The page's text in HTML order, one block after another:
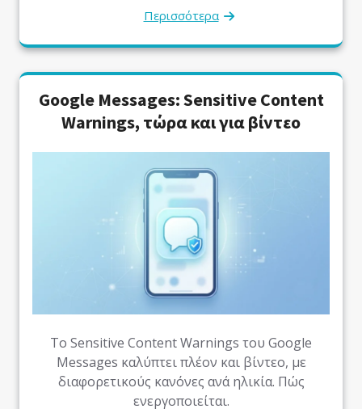
Περισσότερα
Google Messages: Sensitive Content
Warnings, τώρα και για βίντεο
Το Sensitive Content Warnings του Google
Messages καλύπτει πλέον και βίντεο, με
διαφορετικούς κανόνες ανά ηλικία. Πώς
ενεργοποιείται.